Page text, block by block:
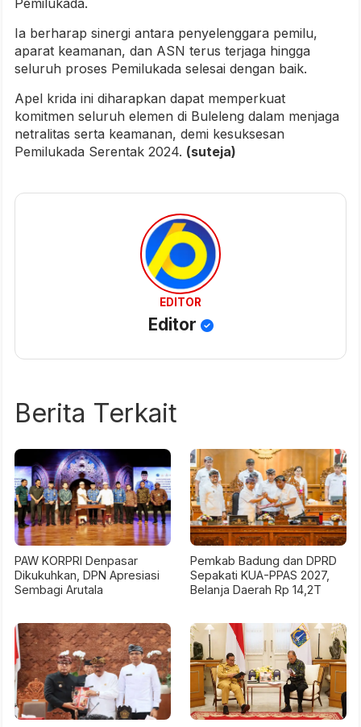
Pemilukada.
Ia berharap sinergi antara penyelenggara pemilu,
aparat keamanan, dan ASN terus terjaga hingga
seluruh proses Pemilukada selesai dengan baik.
Apel krida ini diharapkan dapat memperkuat
komitmen seluruh elemen di Buleleng dalam menjaga
netralitas serta keamanan, demi kesuksesan
Pemilukada Serentak 2024. (suteja)
EDITOR
Editor
Berita Terkait
PAW KORPRI Denpasar
Dikukuhkan, DPN Apresiasi
Sembagi Arutala
Pemkab Badung dan DPRD
Sepakati KUA-PPAS 2027,
Belanja Daerah Rp 14,2T